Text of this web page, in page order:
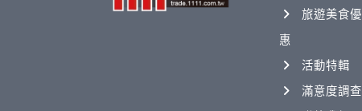
旅遊美食優
惠
活動特輯
滿意度調查